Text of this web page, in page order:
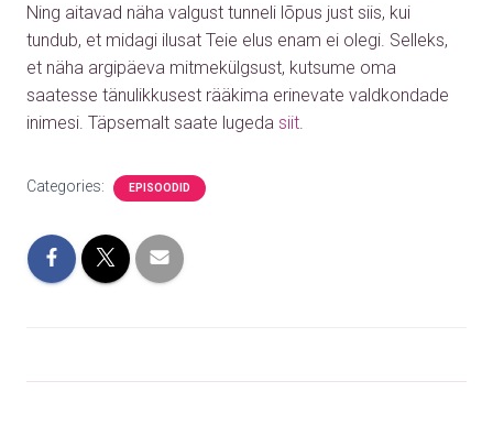
Ning aitavad näha valgust tunneli lõpus just siis, kui
tundub, et midagi ilusat Teie elus enam ei olegi. Selleks,
et näha argipäeva mitmekülgsust, kutsume oma
saatesse tänulikkusest rääkima erinevate valdkondade
inimesi. Täpsemalt saate lugeda siit.
Categories: EPISOODID